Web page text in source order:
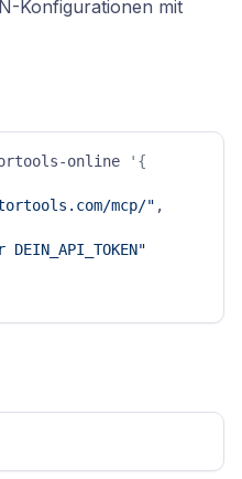
Konfigurationen mit
online
'{
mcp/" ,